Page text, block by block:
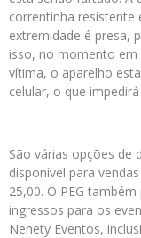
correntinha resistente
extremidade é presa,
isso, no momento em
vítima, o aparelho
celular, o que
São várias opções de
disponível para
25,00. O PEG
ingressos para os
Nenety Eventos,